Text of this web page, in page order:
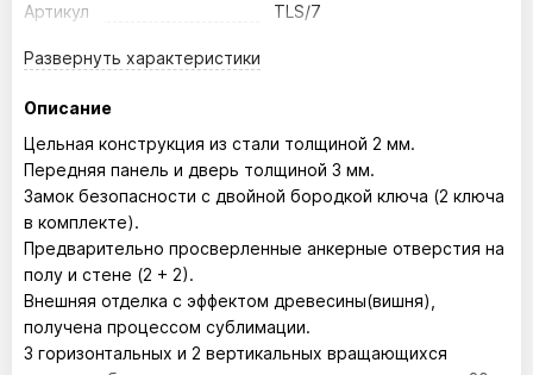
Артикул
TLS/7
Развернуть характеристики
Описание
Цельная конструкция из стали толщиной 2 мм.
Передняя панель и дверь толщиной 3 мм.
Замок безопасности с двойной бородкой ключа (2 ключа
в комплекте).
Предварительно просверленные анкерные отверстия на
полу и стене (2 + 2).
Внешняя отделка с эффектом древесины(вишня),
получена процессом сублимации.
3 горизонтальных и 2 вертикальных вращающихся